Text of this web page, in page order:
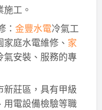
工。
： 金豐水電冷氣工
庭水電維修、 家
氣安裝、服務的專
新莊區，具有甲級
用電設備檢驗等職